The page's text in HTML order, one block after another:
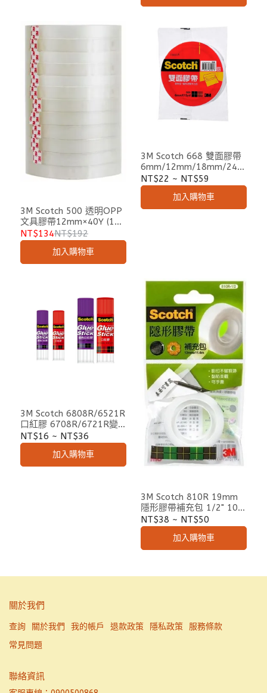
3M Scotch 500 透明OPP
文具膠帶12mm×40Y (12
捲/筒)
NT$134NT$192
加入購物車
3M Scotch 668 雙面膠帶
6mm/12mm/18mm/24m
m x15Yd
NT$22 ~ NT$59
加入購物車
3M Scotch 6808R/6521R
口紅膠 6708R/6721R變
色口紅膠
NT$16 ~ NT$36
加入購物車
3M Scotch 810R 19mm
隱形膠帶補充包 1/2" 10M
15M
NT$38 ~ NT$50
加入購物車
關於我們
查詢 關於我們 我的帳戶 退款政策 隱私政策
服務條款
常見問題
聯絡資訊